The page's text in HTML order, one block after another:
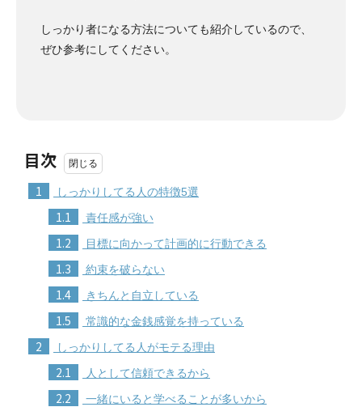
しっかり者になる方法についても紹介しているので、
ぜひ参考にしてください。
目次
1 しっかりしてる人の特徴5選
1.1 責任感が強い
1.2 目標に向かって計画的に行動できる
1.3 約束を破らない
1.4 きちんと自立している
1.5 常識的な金銭感覚を持っている
2 しっかりしてる人がモテる理由
2.1 人として信頼できるから
2.2 一緒にいると学べることが多いから